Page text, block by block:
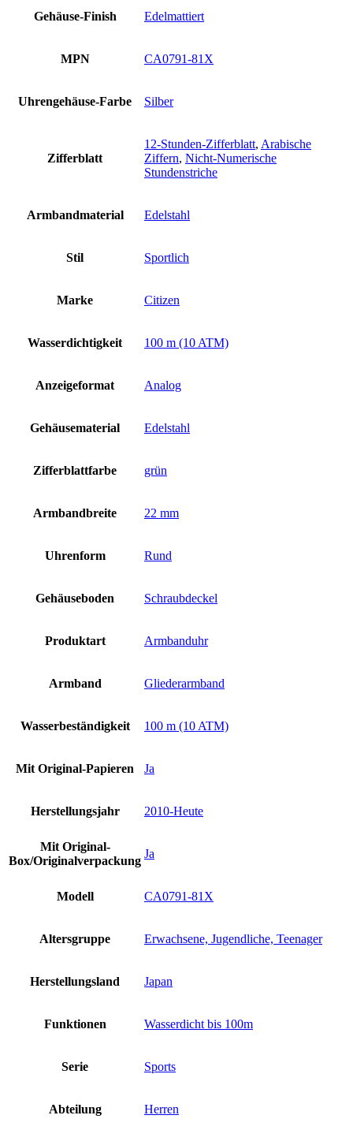
Gehäuse-Finish Edelmattiert
MPN CA0791-81X
Uhrengehäuse-Farbe Silber
Zifferblatt
12-Stunden-Zifferblatt, Arabische
Ziffern, Nicht-Numerische
Stundenstriche
Armbandmaterial Edelstahl
Stil Sportlich
Marke Citizen
Wasserdichtigkeit 100 m (10 ATM)
Anzeigeformat Analog
Gehäusematerial Edelstahl
Zifferblattfarbe grün
Armbandbreite 22 mm
Uhrenform Rund
Gehäuseboden Schraubdeckel
Produktart Armbanduhr
Armband Gliederarmband
Wasserbeständigkeit 100 m (10 ATM)
Mit Original-Papieren Ja
Herstellungsjahr 2010-Heute
Mit Original-
Box/Originalverpackung
Ja
Modell CA0791-81X
Altersgruppe Erwachsene, Jugendliche, Teenager
Herstellungsland Japan
Funktionen Wasserdicht bis 100m
Serie Sports
Abteilung Herren